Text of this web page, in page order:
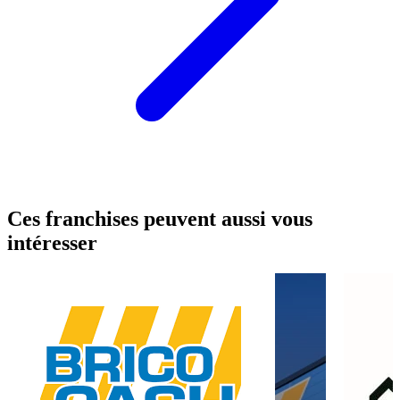
Ces franchises peuvent aussi vous
intéresser